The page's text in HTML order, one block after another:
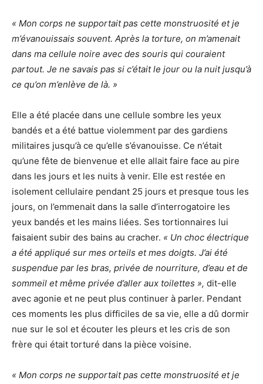
« Mon corps ne supportait pas cette monstruosité et je
m’évanouissais souvent. Après la torture, on m’amenait
dans ma cellule noire avec des souris qui couraient
partout. Je ne savais pas si c’était le jour ou la nuit jusqu’à
ce qu’on m’enlève de là. »
Elle a été placée dans une cellule sombre les yeux
bandés et a été battue violemment par des gardiens
militaires jusqu’à ce qu’elle s’évanouisse. Ce n’était
qu’une fête de bienvenue et elle allait faire face au pire
dans les jours et les nuits à venir. Elle est restée en
isolement cellulaire pendant 25 jours et presque tous les
jours, on l’emmenait dans la salle d’interrogatoire les
yeux bandés et les mains liées. Ses tortionnaires lui
faisaient subir des bains au cracher. « Un choc électrique
a été appliqué sur mes orteils et mes doigts. J’ai été
suspendue par les bras, privée de nourriture, d’eau et de
sommeil et même privée d’aller aux toilettes », dit-elle
avec agonie et ne peut plus continuer à parler. Pendant
ces moments les plus difficiles de sa vie, elle a dû dormir
nue sur le sol et écouter les pleurs et les cris de son
frère qui était torturé dans la pièce voisine.
« Mon corps ne supportait pas cette monstruosité et je